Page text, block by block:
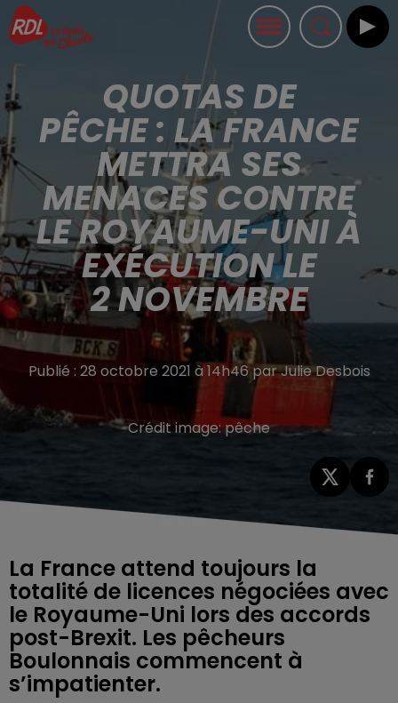
QUOTAS DE
PÊCHE : LA FRANCE
METTRA SES
MENACES CONTRE
LE ROYAUME-UNI À
EXÉCUTION LE
2 NOVEMBRE
Publié : 28 octobre 2021 à 14h46 par Julie Desbois
Crédit image:pêche
La France attend toujours la
totalité de licences négociées avec
le Royaume-Uni lors des accords
post-Brexit. Les pêcheurs
Boulonnais commencent à
s’impatienter.